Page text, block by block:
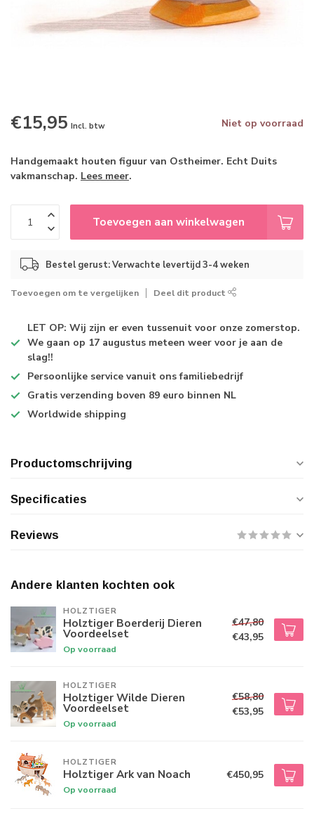
€15,95 Incl. btw Niet op voorraad
Handgemaakt houten figuur van Ostheimer. Echt Duits
vakmanschap. Lees meer.
Toevoegen aan winkelwagen
Bestel gerust: Verwachte levertijd 3-4 weken
Toevoegen om te vergelijken Deel dit product
LET OP: Wij zijn er even tussenuit voor onze zomerstop.
We gaan op 17 augustus meteen weer voor je aan de
slag!!
Persoonlijke service vanuit ons familiebedrijf
Gratis verzending boven 89 euro binnen NL
Worldwide shipping
Productomschrijving
Specificaties
Reviews
Andere klanten kochten ook
HOLZTIGER
Holztiger Boerderij Dieren
Voordeelset
Op voorraad
€47,80
€43,95
HOLZTIGER
Holztiger Wilde Dieren
Voordeelset
Op voorraad
€58,80
€53,95
HOLZTIGER
Holztiger Ark van Noach
Op voorraad
€450,95